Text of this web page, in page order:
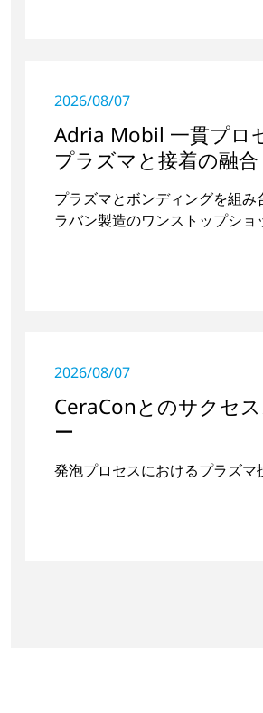
2026/08/07
Adria Mobil 一貫プ
プラズマと接着の融合
プラズマとボンディングを組み
ラバン製造のワンストップショ
2026/08/07
CeraConとのサクセ
ー
発泡プロセスにおけるプラズマ